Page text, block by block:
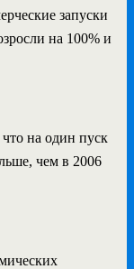
запуски
на 100% и
на один пуск
чем в 2006